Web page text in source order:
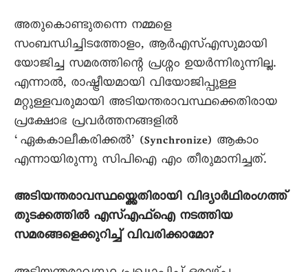
അതുകൊണ്ടുതന്നെ നമ്മളെ
സംബന്ധിച്ചിടത്തോളം, ആർഎസ്എസുമായി
യോജിച്ച സമരത്തിന്റെ പ്രശ്നം ഉയർന്നിരുന്നില്ല.
എന്നാൽ, രാഷ്ട്രീയമായി വിയോജിപ്പുള്ള
മറ്റുള്ളവരുമായി അടിയന്തരാവസ്ഥക്കെതിരായ
പ്രക്ഷോഭ പ്രവർത്തനങ്ങളിൽ
‘ഏകകാലീകരിക്കൽ’ (Synchronize) ആകാം
എന്നായിരുന്നു സിപിഐ എം തീരുമാനിച്ചത്.
അടിയന്തരാവസ്ഥയ്ക്കെതിരായി വിദ്യാർഥിരംഗത്ത്
തുടക്കത്തിൽ എസ്എഫ്ഐ നടത്തിയ
സമരങ്ങളെക്കുറിച്ച് വിവരിക്കാമോ?